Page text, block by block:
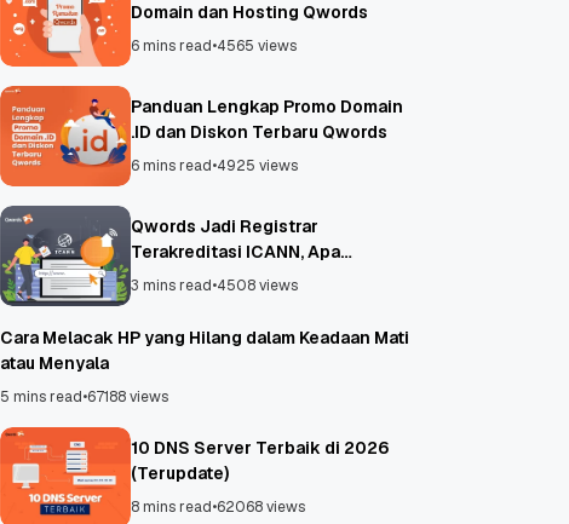
Domain dan Hosting Qwords
6 mins read•4565 views
Panduan Lengkap Promo Domain
.ID dan Diskon Terbaru Qwords
6 mins read•4925 views
Qwords Jadi Registrar
Terakreditasi ICANN, Apa
Untungnya?
3 mins read•4508 views
Cara Melacak HP yang Hilang dalam Keadaan Mati
atau Menyala
5 mins read•67188 views
10 DNS Server Terbaik di 2026
(Terupdate)
8 mins read•62068 views